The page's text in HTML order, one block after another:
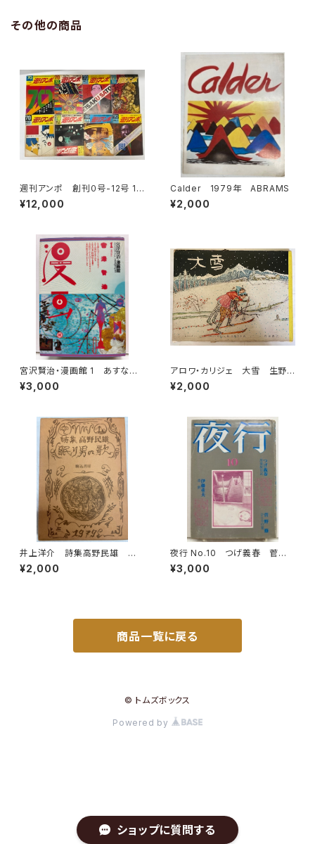
ショップに質問する
その他の商品
週刊アンポ 創刊０号-12号 13
冊 小田実 1970年 アンポ
社
¥12,000
Calder 1979年 ABRAMS
¥2,000
宮沢賢治・漫画館 1 あすなひ
ろし 水木しげる 永島慎二 スズ
キコージ たむらしげる 1985
¥3,000
アロワ・カリジェ 大雪 生野
幸吉・訳 函 1965年 岩波
書店刊
¥2,000
井上洋介 詩集高野民雄 眠り
男の歌 1979年 駒込書房
¥2,000
夜行 No.10 つげ義春 菅野
修 伊藤重夫 湊谷夢吉 梶
井純 1981年 高野慎三 北
¥3,000
商品一覧に戻る
© トムズボックス
Powered by